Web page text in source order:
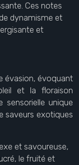
Ces notes
dynamisme et
et
évasion, évoquant
et la floraison
sensorielle unique
saveurs exotiques
et savoureuse,
le fruité et